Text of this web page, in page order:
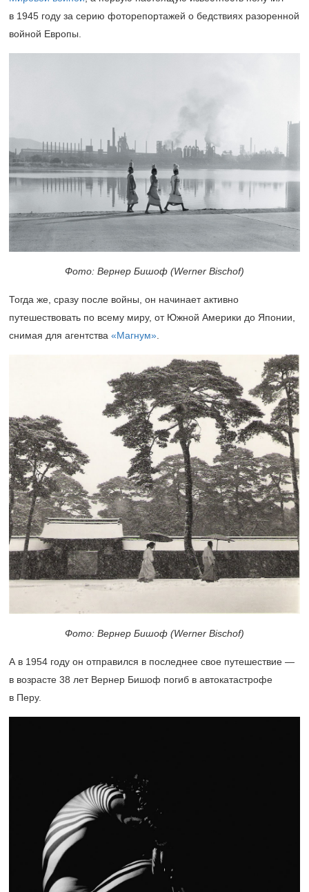
в 1945 году за серию фоторепортажей о бедствиях разоренной
войной Европы.
Фото: Вернер Бишоф (Werner Bischof)
Тогда же, сразу после войны, он начинает активно
путешествовать по всему миру, от Южной Америки до Японии,
снимая для агентства «Магнум»
Фото: Вернер Бишоф (Werner Bischof)
А в 1954 году он отправился в последнее свое путешествие —
в возрасте 38 лет Вернер Бишоф погиб в автокатастрофе
в Перу.